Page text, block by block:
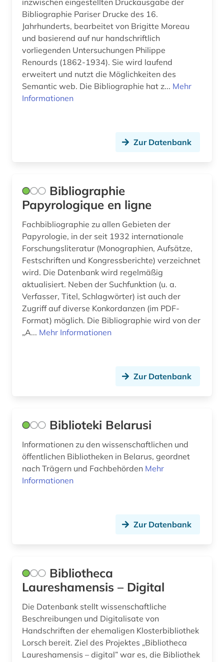
verzeichnis (7)
volksrechte (1)
wahrzeichen (1)
wappenstempel (1)
wissenschaft (1)
wolfenbüttel (1)
württemberg (1)
zeitung (1)
ägypten (1)
ägypten (1)
ägypten (altertum) (2)
ägypten altertum (1)
inzwischen eingestellten Druckausgabe der
Bibliographie Pariser Drucke des 16.
Jahrhunderts, bearbeitet von Brigitte Moreau
und basierend auf nur handschriftlich
vorliegenden Untersuchungen Philippe
Renourds (1862-1934). Sie wird laufend
erweitert und nutzt die Möglichkeiten des
Semantic web. Die Bibliographie hat z... Mehr
Informationen
Zur Datenbank
Bibliographie
Papyrologique en ligne
Fachbibliographie zu allen Gebieten der
Papyrologie, in der seit 1932 internationale
Forschungsliteratur (Monographien, Aufsätze,
Festschriften und Kongressberichte) verzeichnet
wird. Die Datenbank wird regelmäßig
aktualisiert. Neben der Suchfunktion (u. a.
Verfasser, Titel, Schlagwörter) ist auch der
Zugriff auf diverse Konkordanzen (im PDF-
Format) möglich. Die Bibliographie wird von der
„A... Mehr Informationen
Zur Datenbank
Biblioteki Belarusi
Informationen zu den wissenschaftlichen und
öffentlichen Bibliotheken in Belarus, geordnet
nach Trägern und Fachbehörden Mehr
Informationen
Zur Datenbank
Bibliotheca
Laureshamensis – Digital
Die Datenbank stellt wissenschaftliche
Beschreibungen und Digitalisate von
Handschriften der ehemaligen Klosterbibliothek
Lorsch bereit. Ziel des Projektes „Bibliotheca
Laureshamensis – digital” war es, die Bibliothek